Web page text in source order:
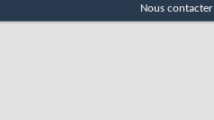
Nous contacter